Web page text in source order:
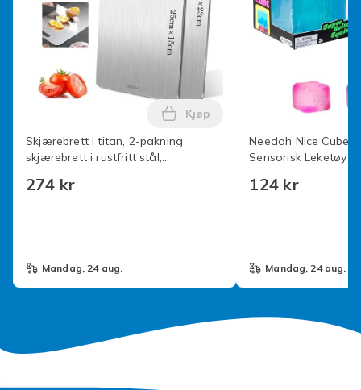
Skjærebrett i titan, 2-pakning
skjærebrett i rustfritt stål,
274 kr
Legg Skjærebrett i titan, 2-
Kjøp
mandag, 24 aug.
Needoh Nice Cube
Sensorisk Leketøy
124 kr
mandag, 24 aug.